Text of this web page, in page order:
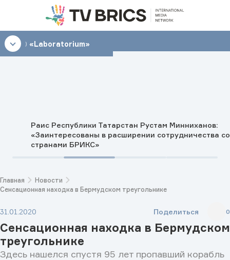
16:00 «Laboratorium»
Раис Республики Татарстан Рустам Минниханов:
«Заинтересованы в расширении сотрудничества со
странами БРИКС»
Главная
Новости
Сенсационная находка в Бермудском треугольнике
31.01.2020 Поделиться 0
Сенсационная находка в Бермудском
треугольнике
Здесь нашелся спустя 95 лет пропавший корабль